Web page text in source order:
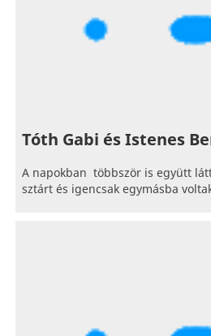
Tóth Gabi és Istenes
A napokban többször is együtt
sztárt és igencsak egymásba